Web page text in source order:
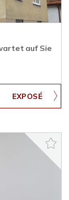
auf Sie